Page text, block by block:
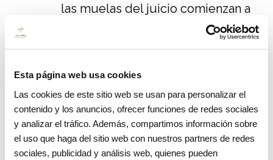
Esta página web usa cookies
Las cookies de este sitio web se usan para personalizar el
contenido y los anuncios, ofrecer funciones de redes sociales
y analizar el tráfico. Además, compartimos información sobre
el uso que haga del sitio web con nuestros partners de redes
sociales, publicidad y análisis web, quienes pueden
las muelas del juicio comienzan a
alrededor por la presión que
Endodoncia: Suele ser exitosa
aunque si se infecta por un error
durante el procedimiento se